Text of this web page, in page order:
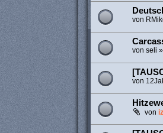
von
von seli »
von
von